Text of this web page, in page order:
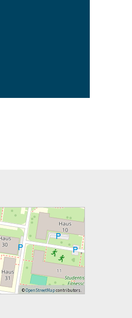
©OpenStreetMapcontributors.